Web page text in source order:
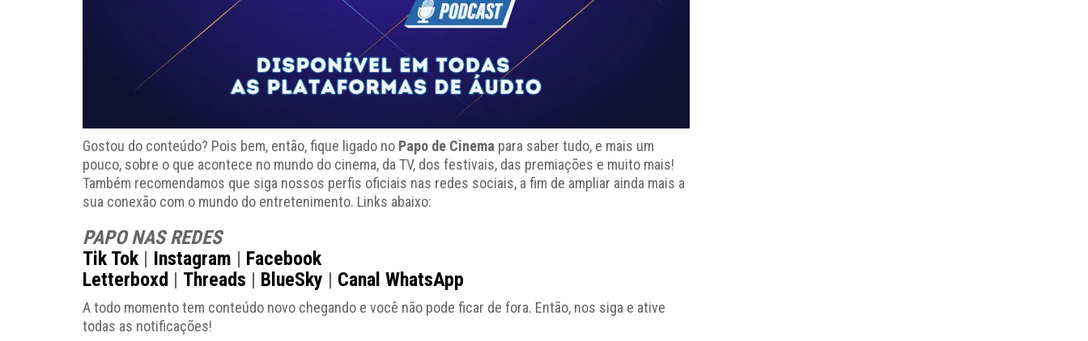
Gostou do conteúdo? Pois bem, então, fique ligado no Papo de Cinema para saber tudo, e mais um
pouco, sobre o que acontece no mundo do cinema, da TV, dos festivais, das premiações e muito mais!
Também recomendamos que siga nossos perfis oficiais nas redes sociais, a fim de ampliar ainda mais a
sua conexão com o mundo do entretenimento. Links abaixo:
PAPO NAS REDES
Tik Tok | Instagram | Facebook
Letterboxd | Threads | BlueSky | Canal WhatsApp
A todo momento tem conteúdo novo chegando e você não pode ficar de fora. Então, nos siga e ative
todas as notificações!